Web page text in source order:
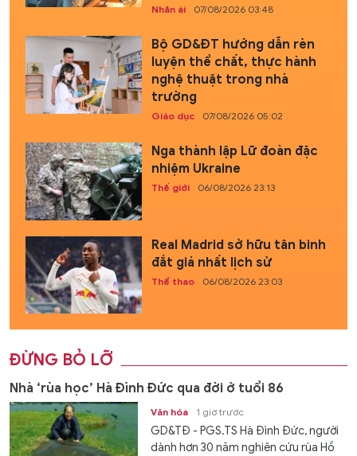
Nhân ái 07/08/2026 03:48
Bộ GD&ĐT hướng dẫn rèn
luyện thể chất, thực hành
nghệ thuật trong nhà
trường
Giáo dục 07/08/2026 05:02
Nga thành lập Lữ đoàn đặc
nhiệm Ukraine
Thế giới 06/08/2026 23:13
Real Madrid sở hữu tân binh
đắt giá nhất lịch sử
Thể thao 06/08/2026 23:03
ĐỪNG BỎ LỠ
Nhà ‘rùa học’ Hà Đình Đức qua đời ở tuổi 86
Văn hóa 1 giờ trước
GD&TĐ - PGS.TS Hà Đình Đức, người
dành hơn 30 năm nghiên cứu rùa Hồ